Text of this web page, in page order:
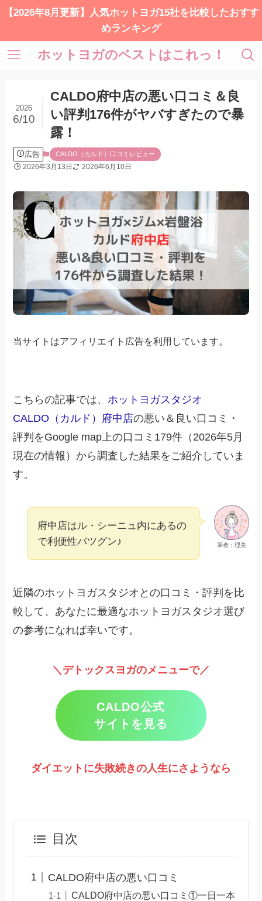
【2026年8月更新】人気ホットヨガ15社を比較したおすす
めランキング
ホットヨガのベストはこれっ！
CALDO府中店の悪い口コミ＆良
い評判176件がヤバすぎたので暴
露！
2026
6/10
広告 CALDO（カルド）口コミレビュー
2026年3月13日 2026年6月10日
当サイトはアフィリエイト広告を利用しています。
こちらの記事では、ホットヨガスタジオ
CALDO（カルド）府中店の悪い＆良い口コミ・
評判をGoogle map上の口コミ179件（2026年5月
現在の情報）から調査した結果をご紹介していま
す。
筆者：理美
府中店はル・シーニュ内にあるの
で利便性バツグン♪
近隣のホットヨガスタジオとの口コミ・評判を比
較して、あなたに最適なホットヨガスタジオ選び
の参考になれば幸いです。
＼デトックスヨガのメニューで／
CALDO公式
サイトを見る
ダイエットに失敗続きの人生にさようなら
目次
CALDO府中店の悪い口コミ
CALDO府中店の悪い口コミ①一日一本